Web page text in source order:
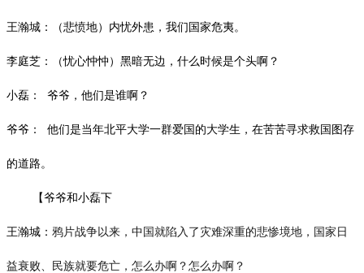
王瀚城：（悲愤地）内忧外患，我们国家危夷。
李庭芝：（忧心忡忡）黑暗无边，什么时候是个头啊？
小磊： 爷爷，他们是谁啊？
爷爷： 他们是当年北平大学一群爱国的大学生，在苦苦寻求救国图存
的道路。
【爷爷和小磊下
王瀚城： 鸦片战争以来，中国就陷入了灾难深重的悲惨境地，国家日
益衰败、民族就要危亡，怎么办啊？怎么办啊？